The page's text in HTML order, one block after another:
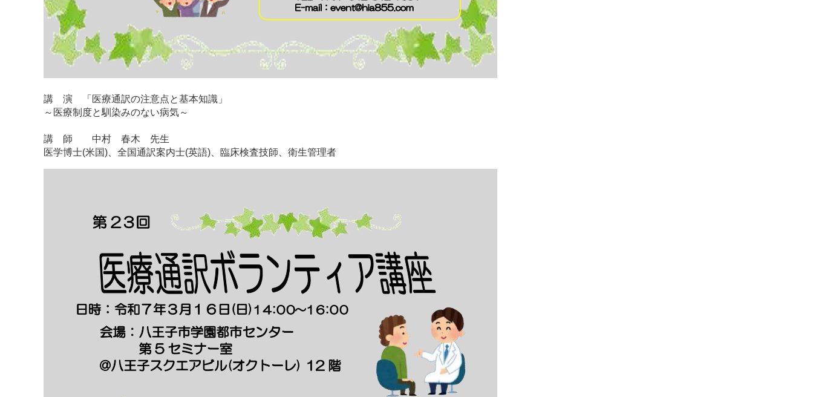
講 演 「医療通訳の注意点と基本知識」
～医療制度と馴染みのない病気～
講 師 中村 春木 先生
医学博士(米国)、全国通訳案内士(英語)、臨床検査技師、衛生管理者